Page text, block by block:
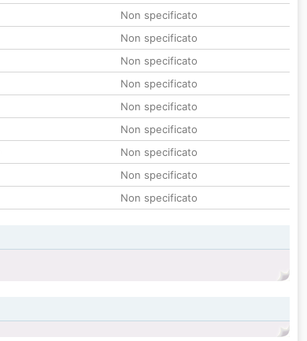
Non specificato
Non specificato
Non specificato
Non specificato
Non specificato
Non specificato
Non specificato
Non specificato
Non specificato